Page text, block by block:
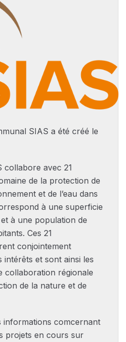
SIAS a été créé le
avec 21
de la protection de
et de l’eau dans
à une superficie
à une population de
Ces 21
conjointement
intérêts et sont ainsi les
collaboration régionale
de la nature et de
informations comcernant
projets en cours sur